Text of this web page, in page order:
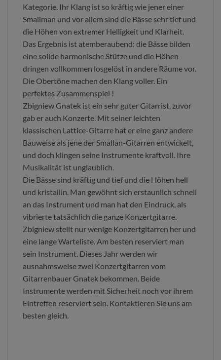
Kategorie. Ihr Klang ist so kräftig wie jener einer
Smallman und vor allem sind die Bässe sehr tief und
die Höhen von extremer Helligkeit und Klarheit.
Das Ergebnis ist atemberaubend: die Bässe bilden
eine solide harmonische Stütze und die Höhen
dringen vollkommen losgelöst in andere Räume vor.
Die Obertöne machen den Klang voller. Ein
perfektes Zusammenspiel !
Zbigniew Gnatek ist ein sehr guter Gitarrist, zuvor
gab er auch Konzerte. Mit seiner leichten
klassischen Lattice-Gitarre hat er eine ganz andere
Bauweise als jene der Smallan-Gitarren entwickelt,
und doch klingen seine Instrumente kraftvoll. Ihre
Musikalität ist unglaublich.
Die Bässe sind kräftig und tief und die Höhen hell
und kristallin. Man gewöhnt sich erstaunlich schnell
an das Instrument und man hat den Eindruck, als
vibrierte tatsächlich die ganze Konzertgitarre.
Zbigniew stellt nur wenige Konzertgitarren her und
eine lange Warteliste. Am besten reserviert man
sein Instrument. Dieses Jahr werden wir
ausnahmsweise zwei Konzertgitarren vom
Gitarrenbauer Gnatek bekommen. Beide
Instrumente werden mit Sicherheit noch vor ihrem
Eintreffen reserviert sein. Kontaktieren Sie uns am
besten gleich.